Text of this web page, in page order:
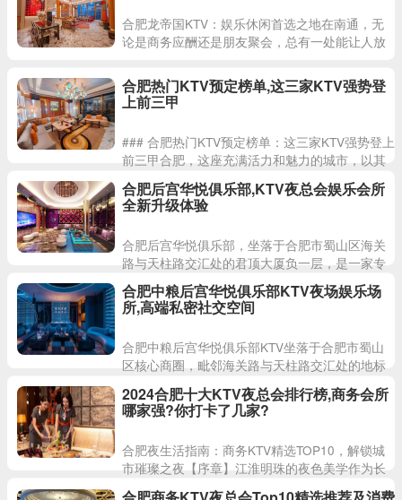
合肥龙帝国KTV：娱乐休闲首选之地在南通，无
论是商务应酬还是朋友聚会，总有一处能让人放
KTV。这里不仅是娱
合肥热门KTV预定榜单,这三家KTV强势登
上前三甲
### 合肥热门KTV预定榜单：这三家KTV强势登上
前三甲合肥，这座充满活力和魅力的城市，以其
独特的夜景和丰富的娱乐设施吸引了无数游客和
市民。在合肥的
合肥后宫华悦俱乐部,KTV夜总会娱乐会所
全新升级体验
合肥后宫华悦俱乐部，坐落于合肥市蜀山区海关
路与天柱路交汇处的君顶大厦负一层，是一家专
为城市精英打造的高端商务社交会所。这里以"商
务宴请+品质休闲"为核
合肥中粮后宫华悦俱乐部KTV夜场娱乐场
所,高端私密社交空间
合肥中粮后宫华悦俱乐部KTV坐落于合肥市蜀山
区核心商圈，毗邻海关路与天柱路交汇处的地标
建筑君顶大厦地下一层。作为城市新兴夜经济聚
集地，这里凭借优越的地
2024合肥十大KTV夜总会排行榜,商务会所
哪家强?你打卡了几家?
合肥夜生活指南：商务KTV精选TOP10，解锁城
市璀璨之夜【序章】江淮明珠的夜色美学作为长
三角经济圈的重要节点城市，合肥不仅拥有滨湖